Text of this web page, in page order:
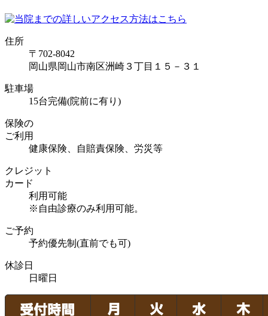
住所
〒702-8042
岡山県岡山市南区洲崎３丁目１５－３１
駐車場
15台完備(院前に有り)
保険の
ご利用
健康保険、自賠責保険、労災等
クレジット
カード
利用可能
※自由診療のみ利用可能。
ご予約
予約優先制(直前でも可)
休診日
日曜日